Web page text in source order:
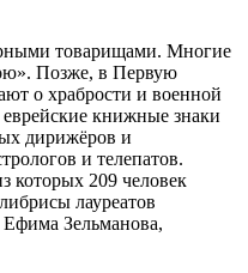
товарищами. Многие
Позже, в Первую
о храбрости и военной
книжные знаки
дирижёров и
и телепатов.
которых 209 человек
лауреатов
Зельманова,